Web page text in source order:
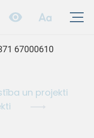
67000610
un projekti